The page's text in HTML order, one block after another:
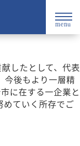
menu
したとして、代表
今後もより一層精
に在する一企業と
めていく所存でご